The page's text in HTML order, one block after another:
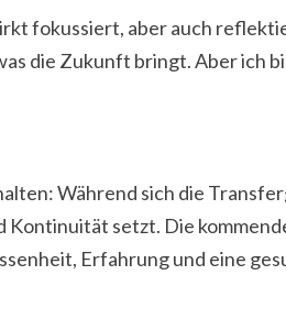
fokussiert, aber auch
die Zukunft bringt. Aber ich
Während sich die
Kontinuität setzt. Die
Erfahrung und eine